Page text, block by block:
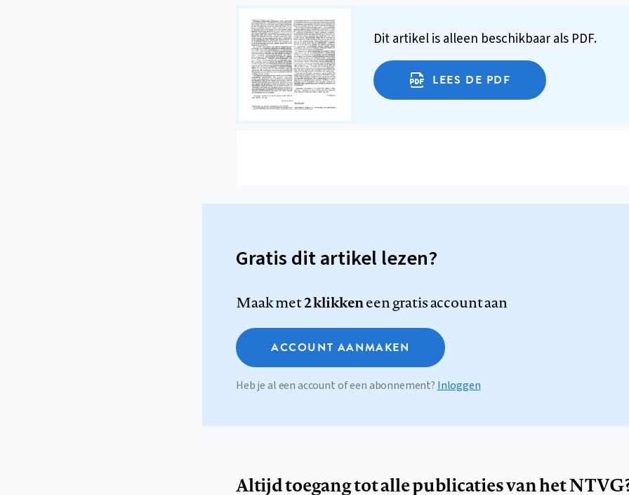
Dit artikel is alleen beschikbaar als PDF.
LEES DE PDF
Gratis dit artikel lezen?
Maak met2 klikkeneen gratis account aan
ACCOUNT AANMAKEN
Heb je al een account of een abonnement? Inloggen
Altijd toegang tot alle publicaties van het